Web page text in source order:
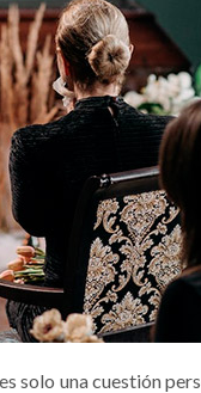
solo una cuestión